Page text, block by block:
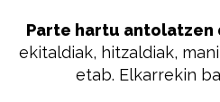
Parte hartu
ekitaldiak, hitzaldiak,
etab. Elkarrekin